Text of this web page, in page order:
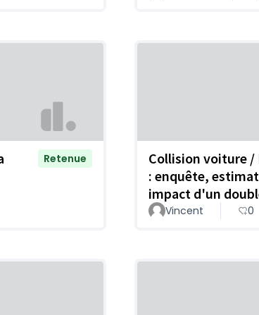
Retenue
Collision voiture /
: enquête,
impact d'un
Vincent 0